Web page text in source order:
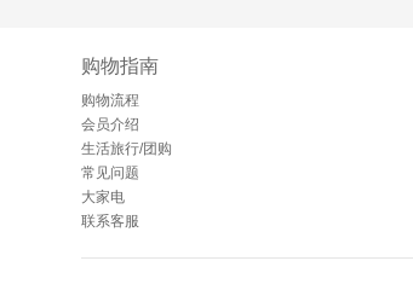
购物指南
购物流程
会员介绍
生活旅行/团购
常见问题
大家电
联系客服